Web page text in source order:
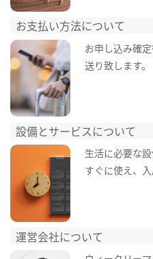
お支払い方法について
お申し込み確
送り致します。
設備とサービスについて
生活に必要な
すぐに使え、
運営会社について